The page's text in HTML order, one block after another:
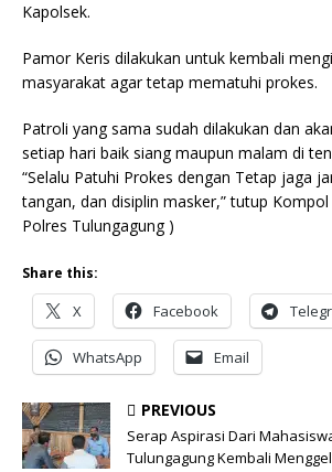
Kapolsek.
Pamor Keris dilakukan untuk kembali
masyarakat agar tetap mematuhi prokes.
Patroli yang sama sudah dilakukan dan
setiap hari baik siang maupun malam di
“Selalu Patuhi Prokes dengan Tetap jaga
tangan, dan disiplin masker,” tutup Kompol
Polres Tulungagung )
Share this:
X Facebook
WhatsApp Email
PREVIOUS
Serap Aspirasi Dari
Tulungagung Kembali